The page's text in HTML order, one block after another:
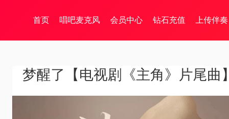
首页 唱吧麦克风 会员中心 钻石充值 上传伴奏
梦醒了【电视剧《主角》片尾曲】